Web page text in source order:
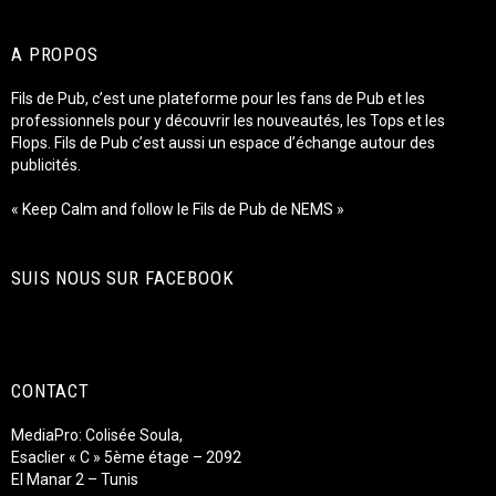
A PROPOS
Fils de Pub, c’est une plateforme pour les fans de Pub et les
professionnels pour y découvrir les nouveautés, les Tops et les
Flops. Fils de Pub c’est aussi un espace d’échange autour des
publicités.
« Keep Calm and follow le Fils de Pub de NEMS »
SUIS NOUS SUR FACEBOOK
CONTACT
MediaPro: Colisée Soula,
Esaclier « C » 5ème étage – 2092
El Manar 2 – Tunis